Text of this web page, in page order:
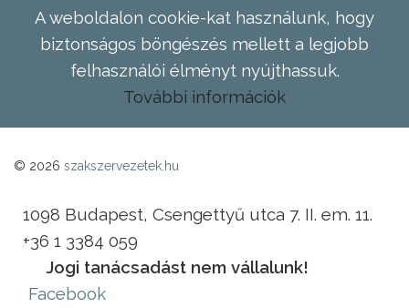
A weboldalon cookie-kat használunk, hogy
biztonságos böngészés mellett a legjobb
felhasználói élményt nyújthassuk.
További információk
© 2026 szakszervezetek.hu
1098 Budapest, Csengettyű utca 7. II. em. 11.
+36 1 3384 059
Jogi tanácsadást nem vállalunk!
Facebook